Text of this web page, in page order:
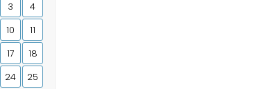
3
4
10
11
17
18
24
25